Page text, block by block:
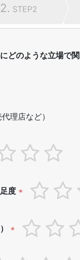
2. STEP2
どのような立場で
理店など）
度 *
*